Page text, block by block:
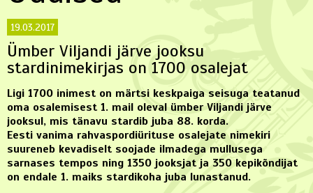
19.03.2017
Ümber Viljandi järve jooksu
stardinimekirjas on 1700 osalejat
Ligi 1700 inimest on märtsi keskpaiga seisuga teatanud
oma osalemisest 1. mail oleval ümber Viljandi järve
jooksul, mis tänavu stardib juba 88. korda.
Eesti vanima rahvaspordiürituse osalejate nimekiri
suureneb kevadiselt soojade ilmadega mullusega
sarnases tempos ning 1350 jooksjat ja 350 kepikõndijat
on endale 1. maiks stardikoha juba lunastanud.